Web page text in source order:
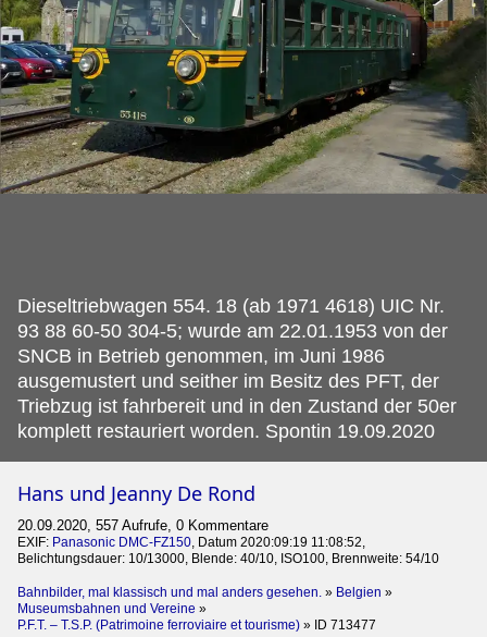
Dieseltriebwagen 554. 18 (ab 1971 4618) UIC Nr.
93 88 60-50 304-5; wurde am 22.01.1953 von der
SNCB in Betrieb genommen, im Juni 1986
ausgemustert und seither im Besitz des PFT, der
Triebzug ist fahrbereit und in den Zustand der 50er
komplett restauriert worden. Spontin 19.09.2020
Hans und Jeanny De Rond
20.09.2020, 557 Aufrufe, 0 Kommentare
EXIF: Panasonic DMC-FZ150, Datum 2020:09:19 11:08:52,
Belichtungsdauer: 10/13000, Blende: 40/10, ISO100, Brennweite: 54/10
Bahnbilder, mal klassisch und mal anders gesehen. » Belgien »
Museumsbahnen und Vereine »
P.F.T. – T.S.P. (Patrimoine ferroviaire et tourisme) » ID 713477